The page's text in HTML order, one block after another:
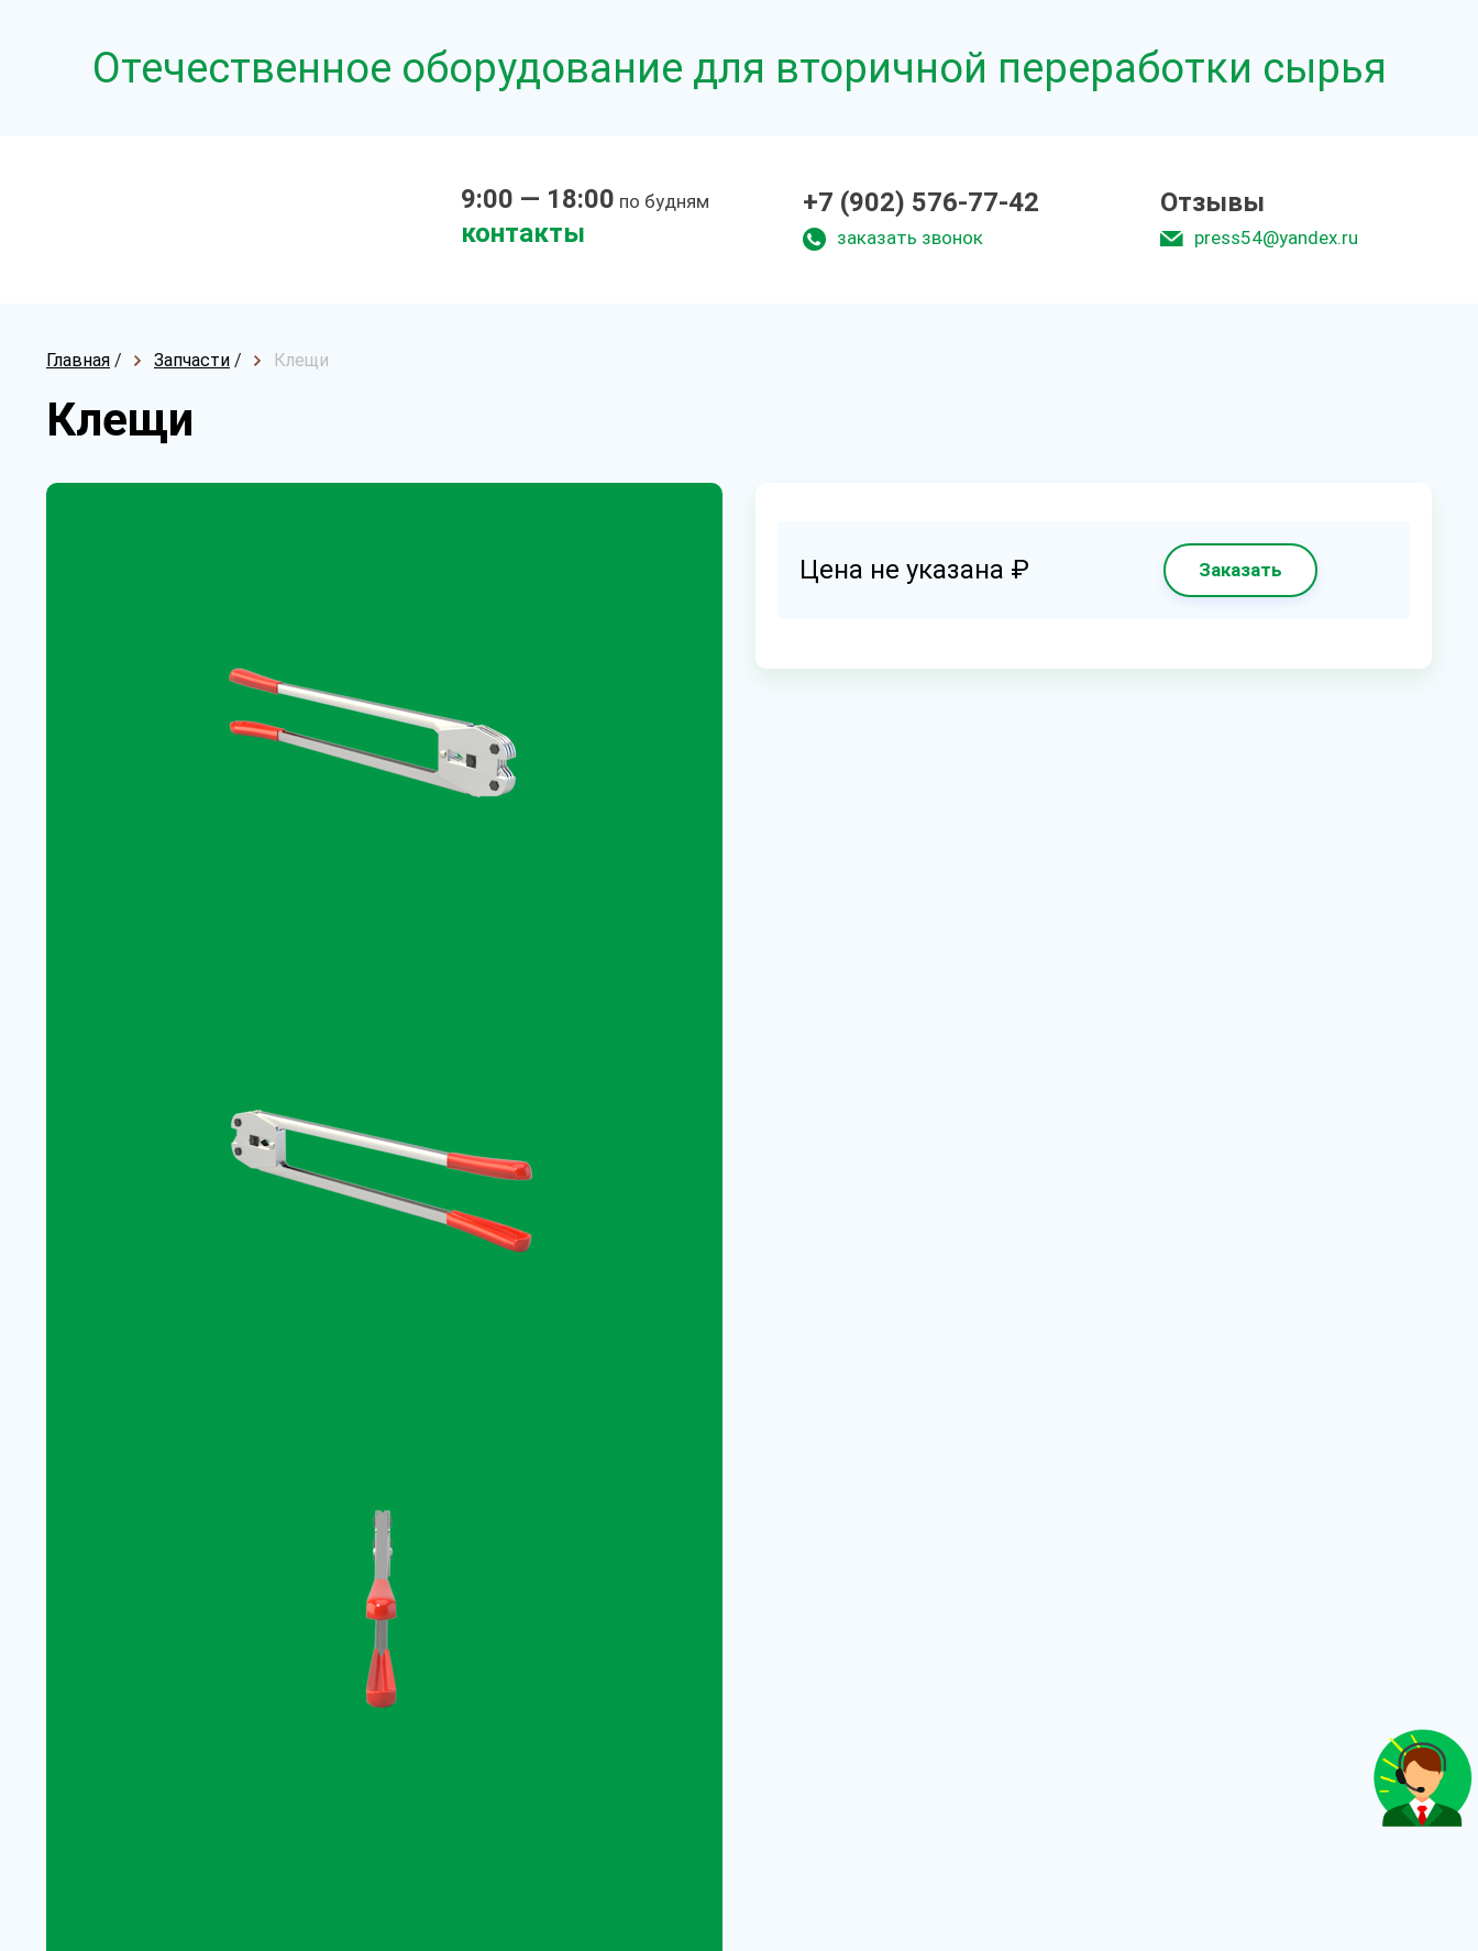
Отечественное оборудование для вторичной переработки сырья
9:00 — 18:00 по будням
контакты
+7 (902) 576-77-42
заказать звонок
Отзывы
press54@yandex.ru
Главная / Запчасти / Клещи
Клещи
Цена не указана ₽ Заказать